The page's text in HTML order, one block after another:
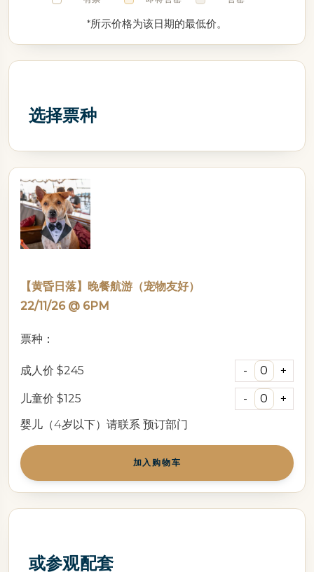
*所示价格为该日期的最低价。
选择票种
【黄昏日落】晚餐航游（宠物友好）
22/11/26 @ 6PM
票种：
成人价 $245
儿童价 $125
婴儿（4岁以下）请联系 预订部门
加入购物车
或参观配套